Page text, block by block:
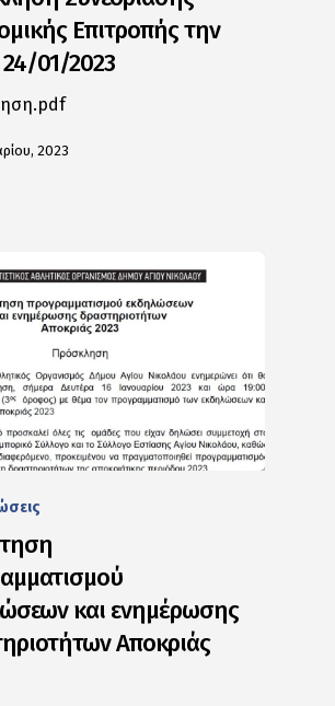
Επιτροπής την
24/01/2023
2023
και ενημέρωσης
Αποκριάς